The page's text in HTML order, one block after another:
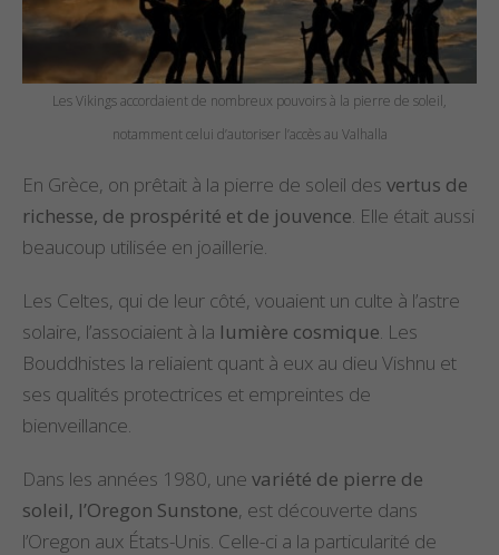
Les Vikings accordaient de nombreux pouvoirs à la pierre de soleil,
notamment celui d’autoriser l’accès au Valhalla
En Grèce, on prêtait à la pierre de soleil des vertus de
richesse, de prospérité et de jouvence. Elle était aussi
beaucoup utilisée en joaillerie.
Les Celtes, qui de leur côté, vouaient un culte à l’astre
solaire, l’associaient à la lumière cosmique. Les
Bouddhistes la reliaient quant à eux au dieu Vishnu et
ses qualités protectrices et empreintes de
bienveillance.
Dans les années 1980, une variété de pierre de
soleil, l’Oregon Sunstone, est découverte dans
l’Oregon aux États-Unis. Celle-ci a la particularité de